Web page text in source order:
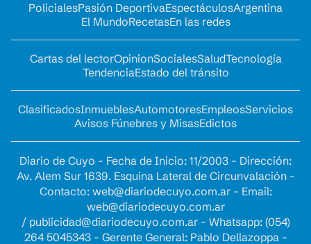
PolicialesPasión DeportivaEspectáculosArgentina
El MundoRecetasEn las redes
Cartas del lectorOpinionSocialesSaludTecnología
TendenciaEstado del tránsito
ClasificadosInmueblesAutomotoresEmpleosServicios
Avisos Fúnebres y MisasEdictos
Diario de Cuyo - Fecha de Inicio: 11/2003 - Dirección:
Av. Alem Sur 1639. Esquina Lateral de Circunvalación -
Contacto: web@diariodecuyo.com.ar- Email:
web@diariodecuyo.com.ar
/ publicidad@diariodecuyo.com.ar- Whatsapp: (054)
264 5045343 - Gerente General: Pablo Dellazoppa -